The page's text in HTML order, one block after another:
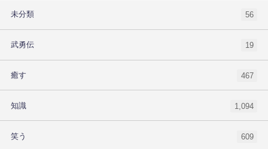
未分類 56
武勇伝 19
癒す 467
知識 1,094
笑う 609